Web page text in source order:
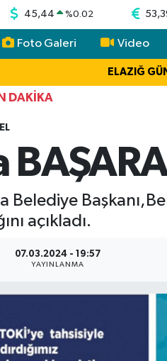
45,44 %0.02
Foto Galeri Video
ELAZIĞ
DAKIKA
Belediye
açıkladı.
07.03.2024 - 19:57
YAYINLANMA